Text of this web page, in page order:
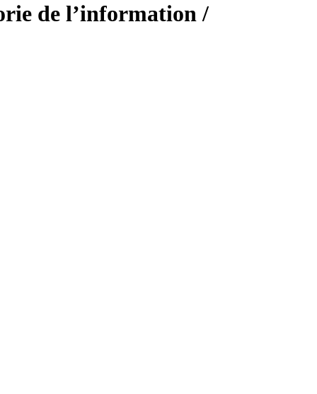
de l’information /